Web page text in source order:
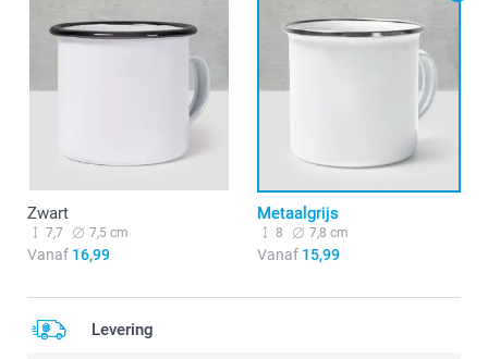
Zwart
7,7 7,5 cm
Vanaf 16,99
Metaalgrijs
8 7,8 cm
Vanaf15,99
Levering